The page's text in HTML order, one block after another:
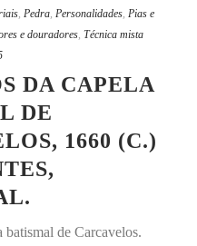
, Pedra, Personalidades, Pias e
e douradores, Técnica mista
DA CAPELA
DE
1660 (C.)
batismal de Carcavelos.